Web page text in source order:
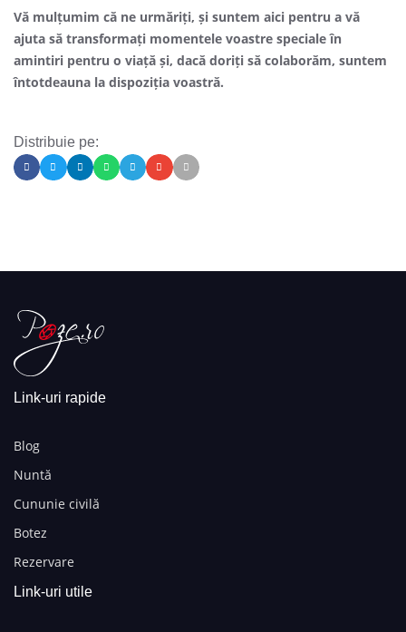
Vă mulțumim că ne urmăriți, și suntem aici pentru a vă
ajuta să transformați momentele voastre speciale în
amintiri pentru o viață și, dacă doriți să colaborăm, suntem
întotdeauna la dispoziția voastră.
Distribuie pe:
Link-uri rapide
Blog
Nuntă
Cununie civilă
Botez
Rezervare
Link-uri utile